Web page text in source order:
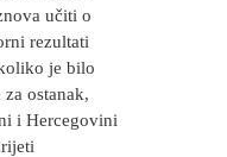
učiti o
rezultati
je bilo
ostanak,
i Hercegovini